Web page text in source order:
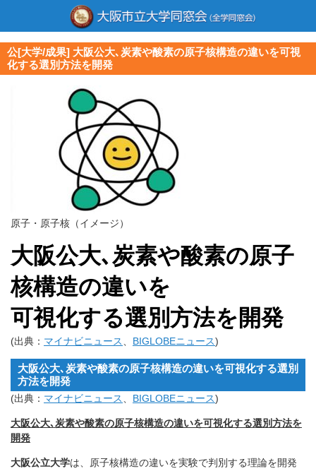
公[大学/成果] 大阪公大､炭素や酸素の原子核構造の違いを可視
化する選別方法を開発
原子・原子核（イメージ）
大阪公大､炭素や酸素の原子
核構造の違いを
可視化する選別方法を開発
(出典： マイナビニュース BIGLOBEニュース)
大阪公大､炭素や酸素の原子核構造の違いを可視化する選別
方法を開発
(出典： マイナビニュース BIGLOBEニュース)
大阪公大､炭素や酸素の原子核構造の違いを可視化する選別方法を
開発
大阪公立大学は、
原子核構造の違いを実験で判別する理論を開発